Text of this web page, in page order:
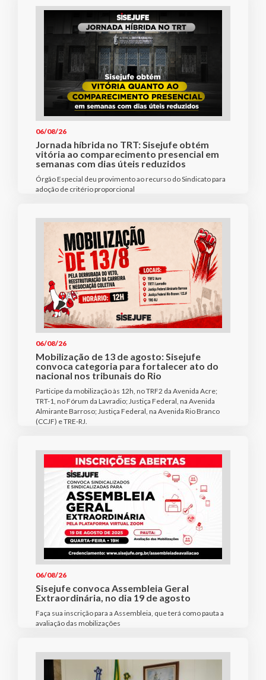
06/08/26
Jornada híbrida no TRT: Sisejufe obtém
vitória ao comparecimento presencial em
semanas com dias úteis reduzidos
Órgão Especial deu provimento ao recurso do Sindicato para
adoção de critério proporcional
06/08/26
Mobilização de 13 de agosto: Sisejufe
convoca categoria para fortalecer ato do
nacional nos tribunais do Rio
Participe da mobilização às 12h, no TRF2 da Avenida Acre;
TRT-1, no Fórum da Lavradio; Justiça Federal, na Avenida
Almirante Barroso; Justiça Federal, na Avenida Rio Branco
(CCJF) e TRE-RJ.
06/08/26
Sisejufe convoca Assembleia Geral
Extraordinária, no dia 19 de agosto
Faça sua inscrição para a Assembleia, que terá como pauta a
avaliação das mobilizações